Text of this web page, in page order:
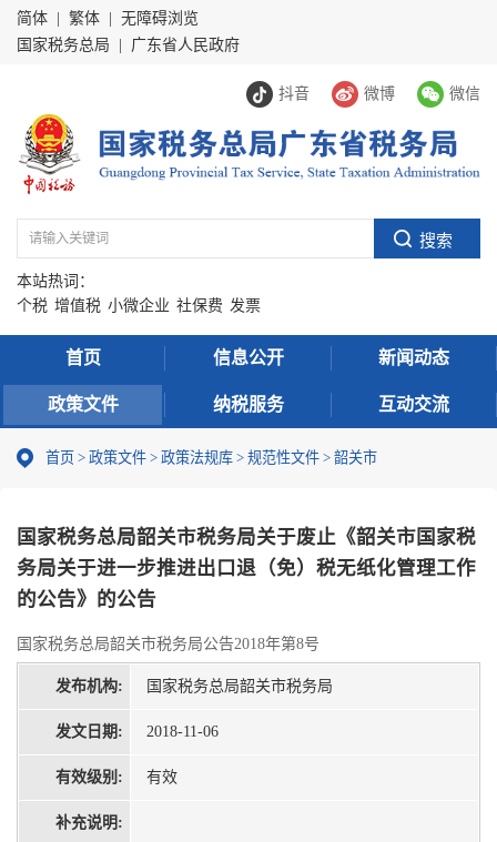
简体 繁体
无障碍浏览
国家税务总局
广东省人民政府
抖音 微博 微信
本站热词：
个税 增值税 小微企业 社保费 发票
首页 信息公开 新闻动态
政策文件 纳税服务 互动交流
首页 > 政策文件 > 政策法规库 > 规范性文件 > 韶关市
国家税务总局韶关市税务局关于废止《韶关市国家税
务局关于进一步推进出口退（免）税无纸化管理工作
的公告》的公告
国家税务总局韶关市税务局公告2018年第8号
发布机构: 国家税务总局韶关市税务局
发文日期: 2018-11-06
有效级别: 有效
补充说明: